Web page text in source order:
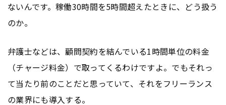
ないんです。稼働30時間を5時間超えたときに、どう扱う
のか。
弁護士などは、顧問契約を結んでいる1時間単位の料金
（チャージ料金）で取ってくるわけですよ。でもそれっ
て当たり前のことだと思っていて、それをフリーランス
の業界にも導入する。